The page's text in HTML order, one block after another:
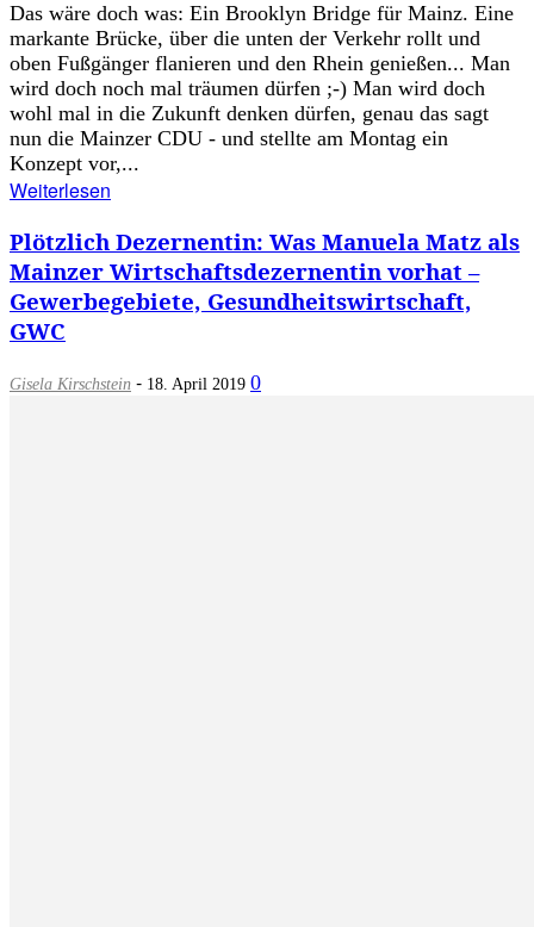
Das wäre doch was: Ein Brooklyn Bridge für Mainz. Eine
markante Brücke, über die unten der Verkehr rollt und
oben Fußgänger flanieren und den Rhein genießen... Man
wird doch noch mal träumen dürfen ;-) Man wird doch
wohl mal in die Zukunft denken dürfen, genau das sagt
nun die Mainzer CDU - und stellte am Montag ein
Konzept vor,...
Weiterlesen
Plötzlich Dezernentin: Was Manuela Matz als
Mainzer Wirtschaftsdezernentin vorhat –
Gewerbegebiete, Gesundheitswirtschaft,
GWC
Gisela Kirschstein - 18. April 2019 0